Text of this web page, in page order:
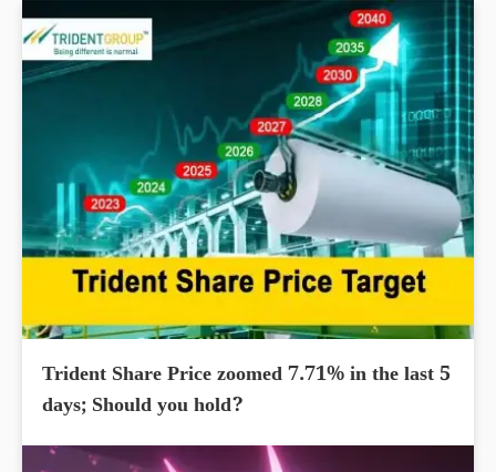
Trident Share Price zoomed 7.71% in the last 5
days; Should you hold?